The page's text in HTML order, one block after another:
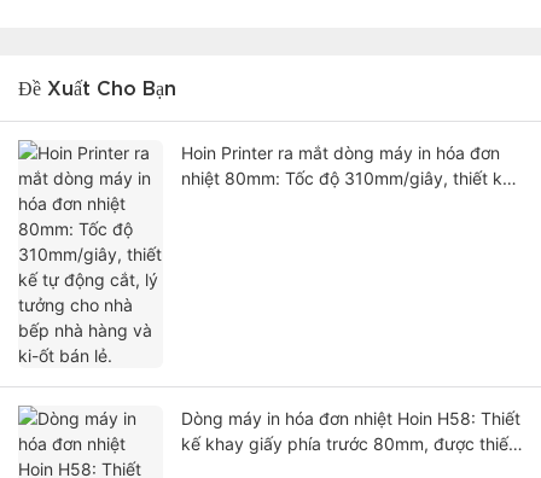
Đề Xuất Cho Bạn
Hoin Printer ra mắt dòng máy in hóa đơn
nhiệt 80mm: Tốc độ 310mm/giây, thiết kế
Dòng máy in hóa đơn nhiệt Hoin H58: Thiết
kế khay giấy phía trước 80mm, được thiết